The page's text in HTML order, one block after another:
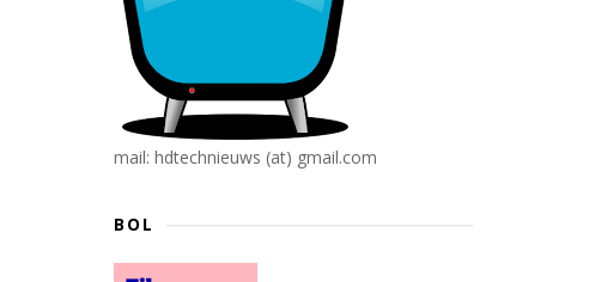
mail: hdtechnieuws (at) gmail.com
BOL